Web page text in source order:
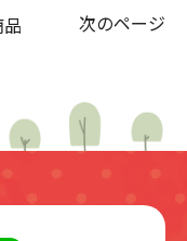
次のページ